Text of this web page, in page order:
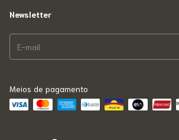
Newsletter
Meios de pagamento